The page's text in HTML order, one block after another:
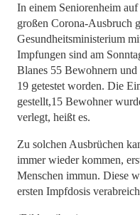
In einem Seniorenheim
großen Corona-Ausbruch
Gesundheitsministerium
Impfungen sind am
Blanes 55 Bewohnern
19 getestet worden. Die
gestellt,15 Bewohner
verlegt, heißt es.
Zu solchen Ausbrüchen
immer wieder kommen,
Menschen immun. Diese
ersten Impfdosis